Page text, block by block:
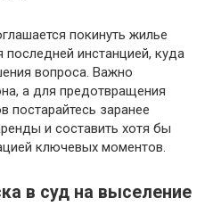
покинуть жилье
инстанцией, куда
вопроса. Важно
а для предотвращения
постарайтесь заранее
и составить хотя бы
ключевых моментов.
в суд на выселение